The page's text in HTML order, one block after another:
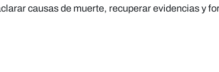
causas de muerte, recuperar evidencias y